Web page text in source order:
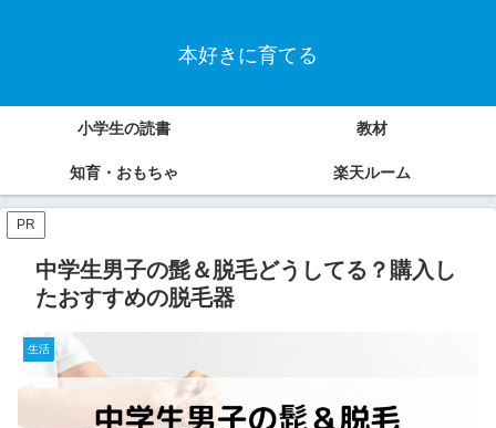
本好きに育てる
小学生の読書 教材
知育・おもちゃ 楽天ルーム
PR
中学生男子の髭＆脱毛どうしてる？購入し
たおすすめの脱毛器
生活